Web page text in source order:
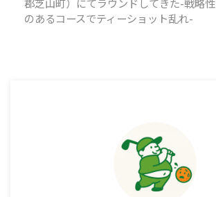
のあるコースでティーショット乱れ-